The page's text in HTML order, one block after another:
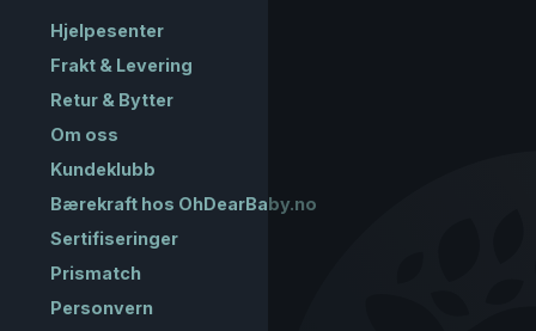
Hjelpesenter
Frakt & Levering
Retur & Bytter
Om oss
Kundeklubb
Bærekraft hos OhDearBaby.no
Sertifiseringer
Prismatch
Personvern